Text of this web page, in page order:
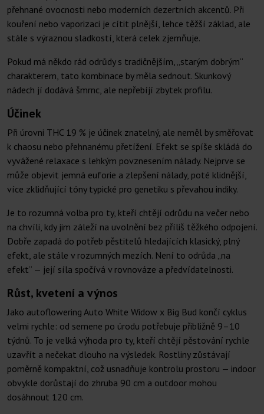
přehnané ovocnosti nebo moderních dezertních akcentů. Při
kouření nebo vaporizaci je cítit plnější, lehce těžší základ, ale
stále s výraznou sladkostí, která celek zjemňuje.
Pokud má někdo rád odrůdy s tradičnějším, „starým dobrým“
charakterem, tato kombinace by měla sednout. Skunkový
nádech jí dodává šmrnc, ale nepřebíjí zbytek profilu.
Účinek
Při úrovni THC 19 % je účinek znatelný, ale neměl by směřovat
k chaosu nebo přehnanému přetížení. Efekt se spíše skládá do
vyvážené relaxace s lehkým povznesením nálady. Nejprve se
může objevit jemná euforie a zlepšení nálady, poté klidnější,
více zklidňující tóny typické pro genetiku s převahou indiky.
Je to rozumná volba pro ty, kteří chtějí odrůdu na večer nebo
na chvíli, kdy jim záleží na uvolnění bez příliš těžkého odpojení.
Dobře zapadá do potřeb pěstitelů hledajících klasický, plný
efekt, ale stále v rozumných mezích. Není to odrůda „na
efekt“ — její síla spočívá v rovnováze a předvídatelnosti.
Růst, kvetení a výnos
Jako autoflowering Auto White Widow x Big Bud končí cyklus
velmi rychle: od semene po úrodu potřebuje přibližně 9–10
týdnů. To je velká výhoda pro ty, kteří chtějí pěstování rychle
uzavřít a nečekat dlouho na výsledek. Rostliny zůstávají
poměrně kompaktní, což usnadňuje kontrolu prostoru — indoor
obvykle dorůstají do zhruba 90 cm a outdoor mohou
dosáhnout 120 cm.